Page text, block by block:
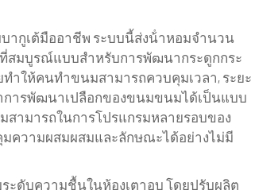
ากูเต้มืออาชีพ ระบบนี้ส่งน้ําหอมจํานวน
สมบูรณ์แบบสําหรับการพัฒนากระดูกกระ
าให้คนทําขนมสามารถควบคุมเวลา, ระยะ
การพัฒนาเปลือกของขนมขนมได้เป็นแบบ
สามารถในการโปรแกรมหลายรอบของ
ความผสมผสมและลักษณะได้อย่างไม่มี
ะดับความชื้นในห้องเตาอบ โดยปรับผลิต